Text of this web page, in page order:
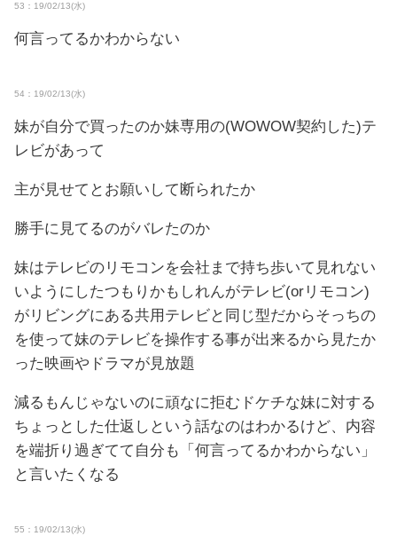
53：19/02/13(水)
何言ってるかわからない
54：19/02/13(水)
妹が自分で買ったのか妹専用の(WOWOW契約した)テ
レビがあって
主が見せてとお願いして断られたか
勝手に見てるのがバレたのか
妹はテレビのリモコンを会社まで持ち歩いて見れない
いようにしたつもりかもしれんがテレビ(orリモコン)
がリビングにある共用テレビと同じ型だからそっちの
を使って妹のテレビを操作する事が出来るから見たか
った映画やドラマが見放題
減るもんじゃないのに頑なに拒むドケチな妹に対する
ちょっとした仕返しという話なのはわかるけど、内容
を端折り過ぎてて自分も「何言ってるかわからない」
と言いたくなる
55：19/02/13(水)